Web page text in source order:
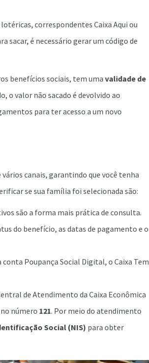
correspondentes Caixa Aqui ou
sacar, é necessário gerar um código de
benefícios sociais, tem uma validade de
o valor não sacado é devolvido ao
para ter acesso a um novo
canais, garantindo que você tenha
se sua família foi selecionada são:
são a forma mais prática de consulta.
do benefício, as datas de pagamento e o
Poupança Social Digital, o Caixa Tem
de Atendimento da Caixa Econômica
número 121. Por meio do atendimento
Social (NIS) para obter